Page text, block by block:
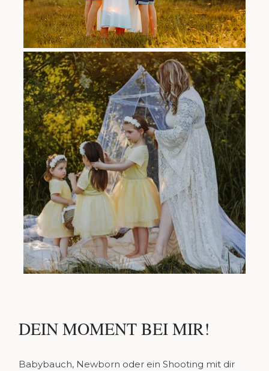
DEIN MOMENT BEI MIR!
Babybauch, Newborn oder ein Shooting mit dir